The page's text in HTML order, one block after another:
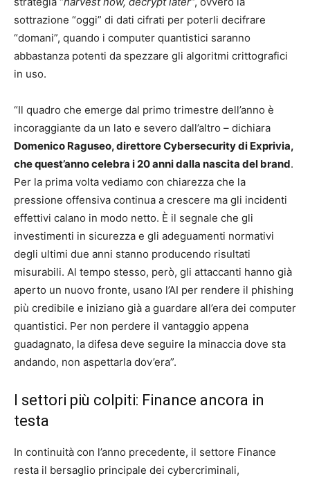
sottrazione “oggi” di dati cifrati per poterli decifrare
“domani”, quando i computer quantistici saranno
abbastanza potenti da spezzare gli algoritmi crittografici
in uso.
“Il quadro che emerge dal primo trimestre dell’anno è
incoraggiante da un lato e severo dall’altro – dichiara
Domenico Raguseo, direttore Cybersecurity di Exprivia,
che quest’anno celebra i 20 anni dalla nascita del brand.
Per la prima volta vediamo con chiarezza che la
pressione offensiva continua a crescere ma gli incidenti
effettivi calano in modo netto. È il segnale che gli
investimenti in sicurezza e gli adeguamenti normativi
degli ultimi due anni stanno producendo risultati
misurabili. Al tempo stesso, però, gli attaccanti hanno già
aperto un nuovo fronte, usano l’AI per rendere il phishing
più credibile e iniziano già a guardare all’era dei computer
quantistici. Per non perdere il vantaggio appena
guadagnato, la difesa deve seguire la minaccia dove sta
andando, non aspettarla dov’era”.
I settori più colpiti: Finance ancora in
testa
In continuità con l’anno precedente, il settore Finance
resta il bersaglio principale dei cybercriminali,